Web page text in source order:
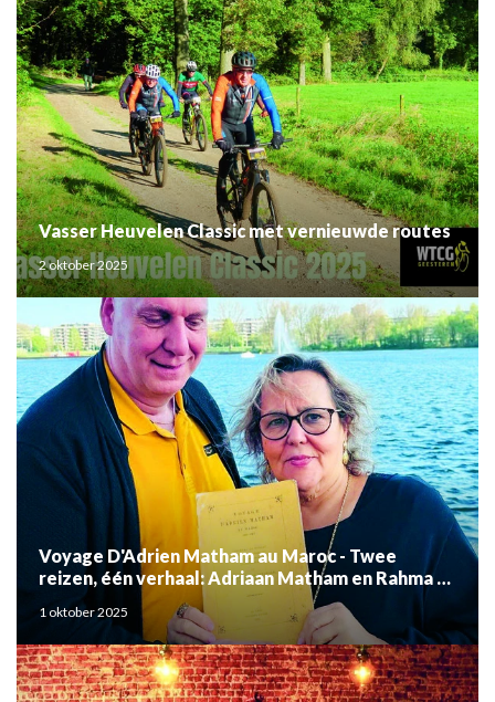
Vasser Heuvelen Classic met vernieuwde routes
2 oktober 2025
Voyage D'Adrien Matham au Maroc - Twee
reizen, één verhaal: Adriaan Matham en Rahma el
Mouden
1 oktober 2025